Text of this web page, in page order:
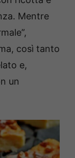
Mentre
così tanto
e,
un